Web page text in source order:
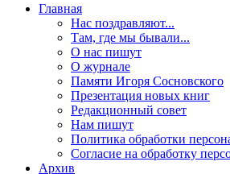
Главная
Нас поздравляют...
Там, где мы бывали...
О нас пишут
О журнале
Памяти Игоря Сосновского
Презентация новых книг
Редакционный совет
Нам пишут
Политика обработки
Согласие на обработку
Архив